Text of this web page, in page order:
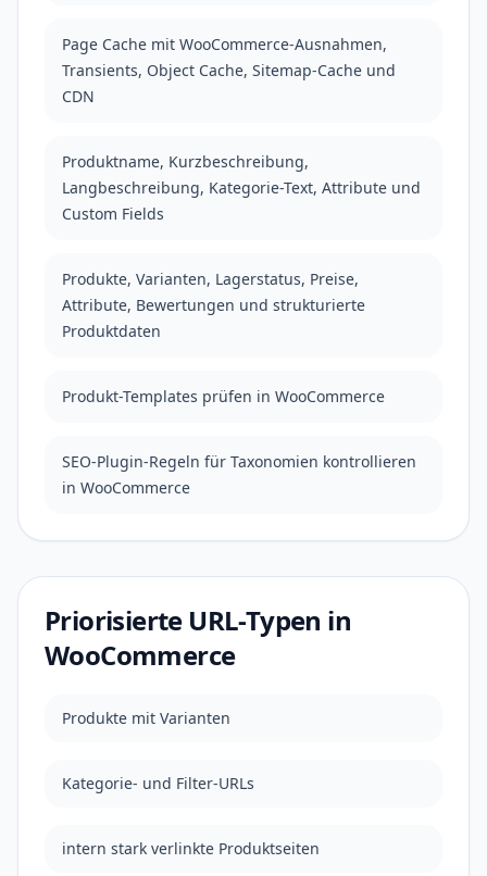
Page Cache mit WooCommerce-Ausnahmen,
Transients, Object Cache, Sitemap-Cache und
CDN
Produktname, Kurzbeschreibung,
Langbeschreibung, Kategorie-Text, Attribute und
Custom Fields
Produkte, Varianten, Lagerstatus, Preise,
Attribute, Bewertungen und strukturierte
Produktdaten
Produkt-Templates prüfen in WooCommerce
SEO-Plugin-Regeln für Taxonomien kontrollieren
in WooCommerce
Priorisierte URL-Typen in
WooCommerce
Produkte mit Varianten
Kategorie- und Filter-URLs
intern stark verlinkte Produktseiten